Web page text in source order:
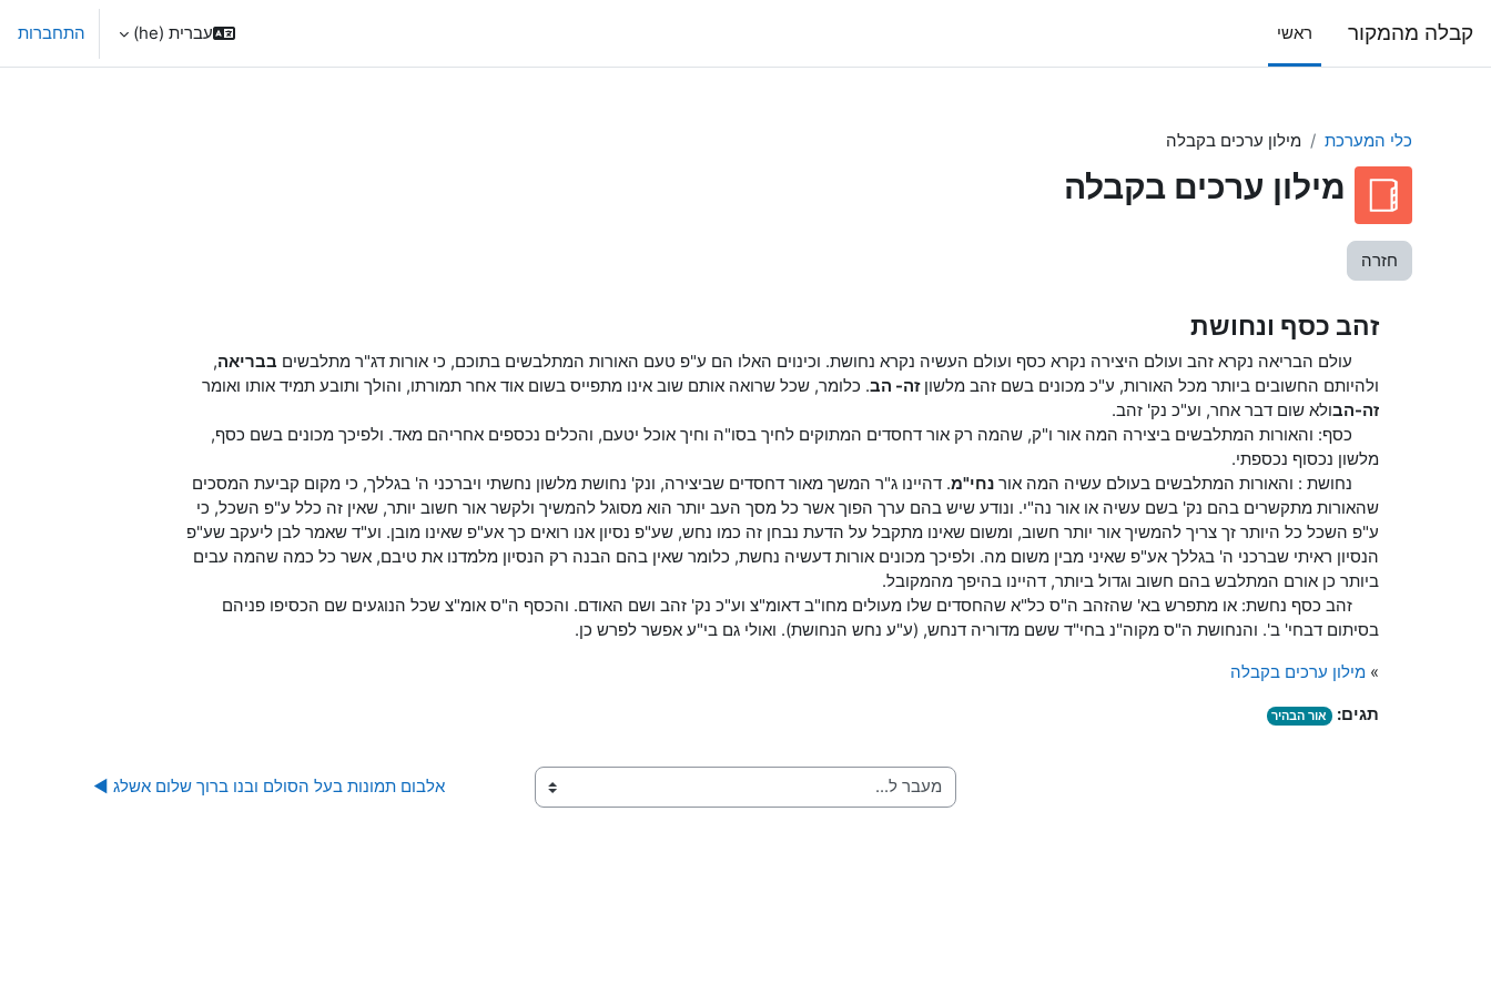
קבלה מהמקור ראשי עברית ‎(he)‎ התחברות
כלי המערכת מילון ערכים בקבלה
מילון ערכים בקבלה
חזרה
זהב כסף ונחושת
עולם הבריאה נקרא זהב ועולם היצירה נקרא כסף ועולם העשיה נקרא נחושת. וכינוים האלו הם ע"פ טעם האורות המתלבשים בתוכם, כי אורות דג"ר מתלבשים בבריאה,
ולהיותם החשובים ביותר מכל האורות, ע"כ מכונים בשם זהב מלשוןזה- הב. כלומר, שכל שרואה אותם שוב אינו מתפייס בשום אוד אחר תמורתו, והולך ותובע תמיד אותו ואומר
זה-הבולא שום דבר אחר, וע"כ נק' זהב.
כסף: והאורות המתלבשים ביצירה המה אור ו"ק, שהמה רק אור דחסדים המתוקים לחיך בסו"ה וחיך אוכל יטעם, והכלים נכספים אחריהם מאד. ולפיכך מכונים בשם כסף,
מלשון נכסוף נכספתי.
נחושת : והאורות המתלבשים בעולם עשיה המה אורנחי"מ. דהיינו ג"ר המשך מאור דחסדים שביצירה, ונק' נחושת מלשון נחשתי ויברכני ה' בגללך, כי מקום קביעת המסכים
שהאורות מתקשרים בהם נק' בשם עשיה או אור נה"י. ונודע שיש בהם ערך הפוך אשר כל מסך העב יותר הוא מסוגל להמשיך ולקשר אור חשוב יותר, שאין זה כלל ע"פ השכל, כי
ע"פ השכל כל היותר זך צריך להמשיך אור יותר חשוב, ומשום שאינו מתקבל על הדעת נבחן זה כמו נחש, שע"פ נסיון אנו רואים כך אע"פ שאינו מובן. וע"ד שאמר לבן ליעקב שע"פ
הנסיון ראיתי שברכני ה' בגללך אע"פ שאיני מבין משום מה. ולפיכך מכונים אורות דעשיה נחשת, כלומר שאין בהם הבנה רק הנסיון מלמדנו את טיבם, אשר כל כמה שהמה עבים
ביותר כן אורם המתלבש בהם חשוב וגדול ביותר, דהיינו בהיפך מהמקובל.
זהב כסף נחשת: או מתפרש בא' שהזהב ה"ס כל"א שהחסדים שלו מעולים מחו"ב דאומ"צ וע"כ נק' זהב ושם האודם. והכסף ה"ס אומ"צ שכל הנוגעים שם הכסיפו פניהם
בסיתום דבחי' ב'. והנחושת ה"ס מקוה"נ בחי"ד ששם מדוריה דנחש, (ע"ע נחש הנחושת). ואולי גם בי"ע אפשר לפרש כן.
»מילון ערכים בקבלה
תגים:
אור הבהיר
מעבר ל... אלבום תמונות בעל הסולם ובנו ברוך שלום אשלג ◀︎